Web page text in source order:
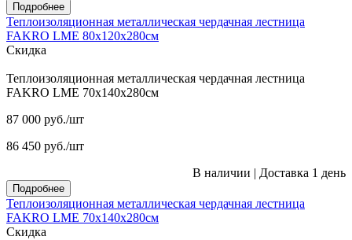
Подробнее
Теплоизоляционная металлическая чердачная лестница
FAKRO LME 80х120х280см
Скидка
Теплоизоляционная металлическая чердачная лестница
FAKRO LME 70х140х280см
87 000 руб./шт
86 450 руб./шт
В наличии | Доставка 1 день
Подробнее
Теплоизоляционная металлическая чердачная лестница
FAKRO LME 70х140х280см
Скидка